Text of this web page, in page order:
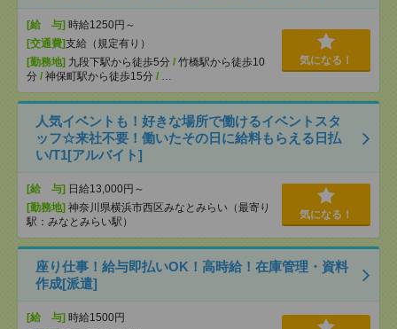
[給 与] 時給1250円～
[交通費]支給（規定有り）
[勤務地] 九段下駅から徒歩5分 / 竹橋駅から徒歩10
分 / 神保町駅から徒歩15分 / …
気になる！
人気イベントも！好きな場所で働けるイベントスタ
ッフ☆来社不要！働いたその日に給料もらえる日払
い/T1[アルバイト]
[給 与] 日給13,000円～
[勤務地] 神奈川県横浜市西区みなとみらい（最寄り
駅：みなとみらい駅）
気になる！
座り仕事！給与即払いOK！高時給！在庫管理・資料
作成[派遣]
[給 与] 時給1500円